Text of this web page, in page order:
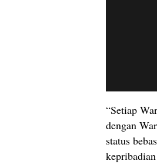
“Setiap
dengan
status